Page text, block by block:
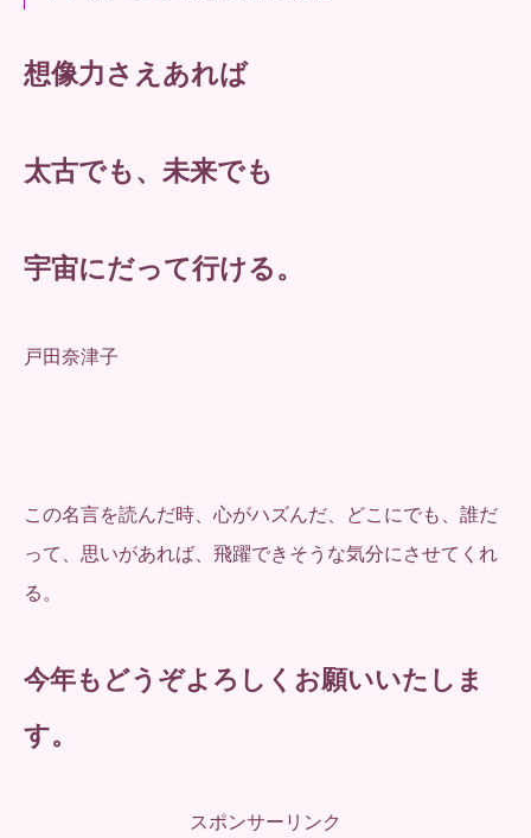
想像力さえあれば
太古でも、未来でも
宇宙にだって行ける。
戸田奈津子
この名言を読んだ時、心がハズんだ、どこにでも、誰だ
って、思いがあれば、飛躍できそうな気分にさせてくれ
る。
今年もどうぞよろしくお願いいたしま
す。
スポンサーリンク